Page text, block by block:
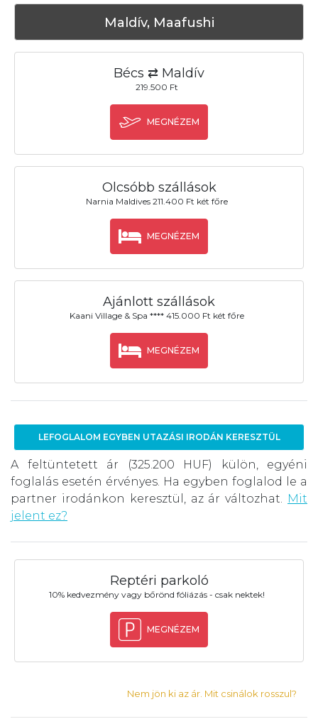
Maldív, Maafushi
Bécs ⇄ Maldív
219.500 Ft
MEGNÉZEM
Olcsóbb szállások
Narnia Maldives 211.400 Ft két főre
MEGNÉZEM
Ajánlott szállások
Kaani Village & Spa **** 415.000 Ft két főre
MEGNÉZEM
LEFOGLALOM EGYBEN UTAZÁSI IRODÁN KERESZTÜL
A feltüntetett ár (325.200 HUF) külön, egyéni
foglalás esetén érvényes. Ha egyben foglalod le a
partner irodánkon keresztül, az ár változhat. Mit
jelent ez?
Reptéri parkoló
10% kedvezmény vagy bőrönd fóliázás - csak nektek!
MEGNÉZEM
Nem jön ki az ár. Mit csinálok rosszul?